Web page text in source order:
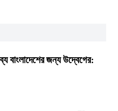
বাংলাদেশের জন্য উদ্বেগের: